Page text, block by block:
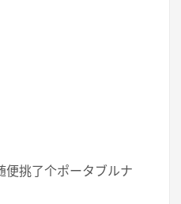
便挑了个ポータブルナ